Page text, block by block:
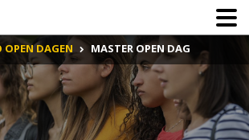
DAGEN MASTER OPEN DAG